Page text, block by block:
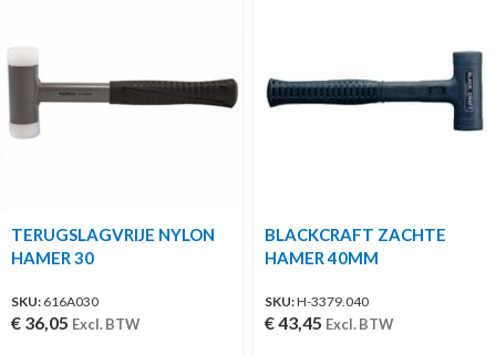
TERUGSLAGVRIJE NYLON
HAMER 30
SKU: 616A030
€ 36,05 Excl. BTW
BLACKCRAFT ZACHTE
HAMER 40MM
SKU:H-3379.040
€43,45 Excl. BTW